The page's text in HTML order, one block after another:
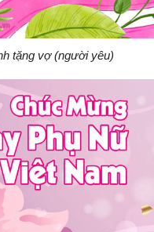
tặng vợ (người yêu)